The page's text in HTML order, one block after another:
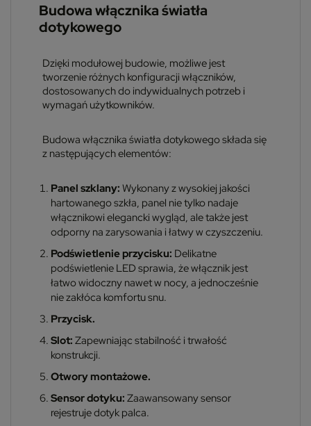
Budowa włącznika światła
dotykowego
Dzięki modułowej budowie, możliwe jest
tworzenie różnych konfiguracji włączników,
dostosowanych do indywidualnych potrzeb i
wymagań użytkowników.
Budowa włącznika światła dotykowego składa się
z następujących elementów:
Panel szklany: Wykonany z wysokiej jakości
hartowanego szkła, panel nie tylko nadaje
włącznikowi elegancki wygląd, ale także jest
odporny na zarysowania i łatwy w czyszczeniu.
Podświetlenie przycisku: Delikatne
podświetlenie LED sprawia, że włącznik jest
łatwo widoczny nawet w nocy, a jednocześnie
nie zakłóca komfortu snu.
Przycisk.
Slot: Zapewniając stabilność i trwałość
konstrukcji.
Otwory montażowe.
Sensor dotyku: Zaawansowany sensor
rejestruje dotyk palca.